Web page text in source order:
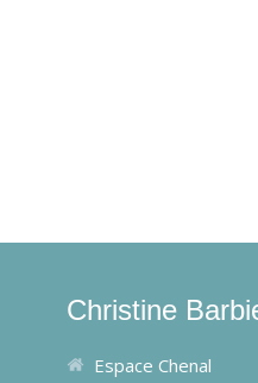
Christine
Espace Chenal